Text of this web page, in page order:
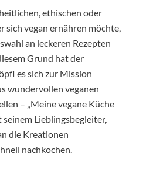
ethischen oder
sich vegan ernähren möchte,
an leckeren Rezepten
Grund hat der
es sich zur Mission
wundervollen veganen
– „Meine vegane Küche
Lieblingsbegleiter,
die Kreationen
nachkochen.